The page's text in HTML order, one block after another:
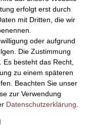
erfolgt erst durch
mit Dritten, die wir
oder aufgrund
Die Zustimmung
besteht das Recht,
zu einem späteren
Beachten Sie unser
zur Verwendung
Daten­schutz­erklärung